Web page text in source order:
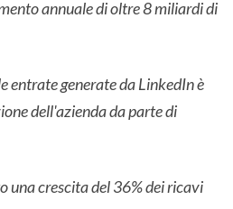
annuale di oltre 8 miliardi di
entrate generate da LinkedIn è
dell'azienda da parte di
una crescita del 36% dei ricavi